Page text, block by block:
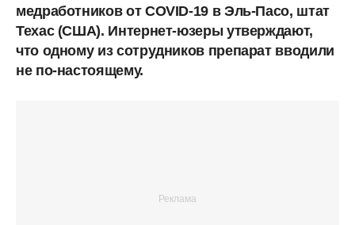
медработников от COVID-19 в Эль-Пасо, штат
Техас (США). Интернет-юзеры утверждают,
что одному из сотрудников препарат вводили
не по-настоящему.